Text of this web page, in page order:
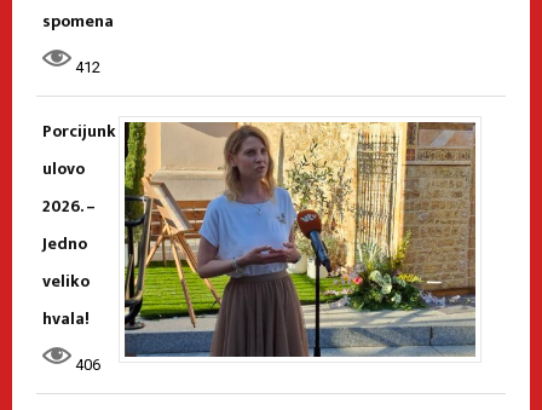
spomena
412
Porcijunk
ulovo
2026. –
Jedno
veliko
hvala!
406